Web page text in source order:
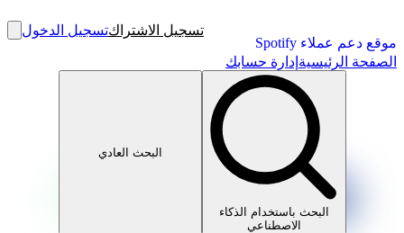
موقع دعم عملاء Spotify
تسجيل الاشتراكتسجيل الدخول
الصفحة الرئيسية إدارة حسابك
البحث باستخدام الذكاء
الاصطناعي
البحث العادي